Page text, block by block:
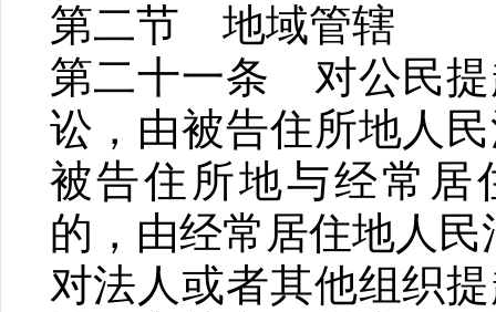
第二节 地域管辖
第二十一条 对公民提
讼，由被告住所地人
被告住所地与经常居
的，由经常居住地人民
对法人或者其他组织